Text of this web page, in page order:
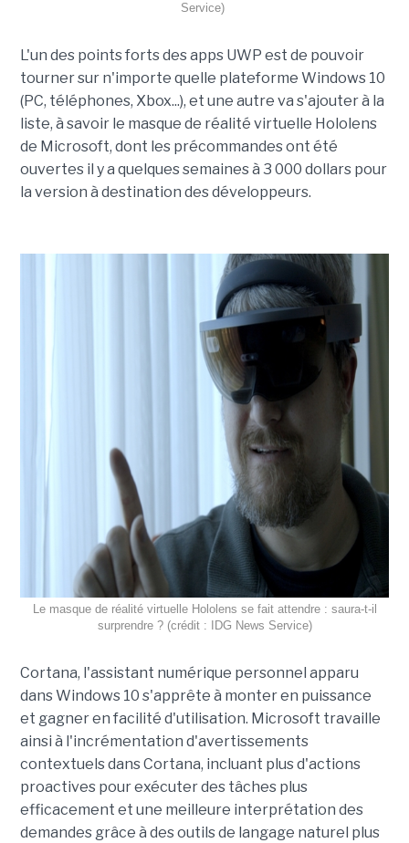
Service)
L'un des points forts des apps UWP est de pouvoir
tourner sur n'importe quelle plateforme Windows 10
(PC, téléphones, Xbox...), et une autre va s'ajouter à la
liste, à savoir le masque de réalité virtuelle Hololens
de Microsoft, dont les précommandes ont été
ouvertes il y a quelques semaines à 3 000 dollars pour
la version à destination des développeurs.
Le masque de réalité virtuelle Hololens se fait attendre : saura-t-il
surprendre ? (crédit : IDG News Service)
Cortana, l'assistant numérique personnel apparu
dans Windows 10 s'apprête à monter en puissance
et gagner en facilité d'utilisation. Microsoft travaille
ainsi à l'incrémentation d'avertissements
contextuels dans Cortana, incluant plus d'actions
proactives pour exécuter des tâches plus
efficacement et une meilleure interprétation des
demandes grâce à des outils de langage naturel plus